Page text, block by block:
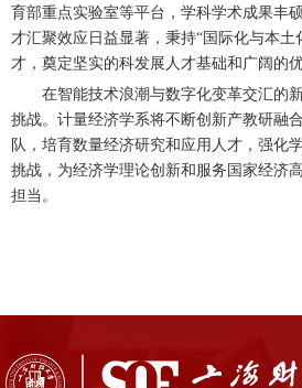
育部重点实验室等平台， 学科学术成果丰
才汇聚效应日益显著 ， 秉持“国际化与本土
才， 奠定坚实的科发展 人才基础和广阔的
在智能技术浪潮与数字化变革交汇的
挑战。计量经济学系将不断创新产教研融
队， 培育数量经济研究和应用人才，强化
挑战，为经济学理论创新和服务国家经济
担当。